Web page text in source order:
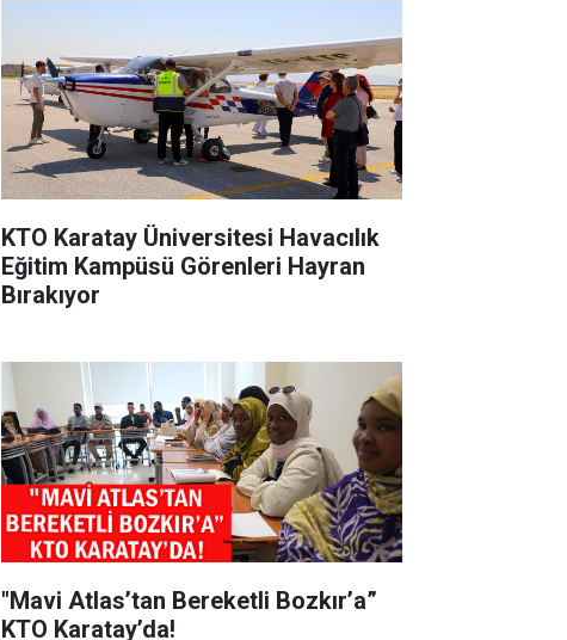
KTO Karatay Üniversitesi Havacılık
Eğitim Kampüsü Görenleri Hayran
Bırakıyor
"Mavi Atlas’tan Bereketli Bozkır’a”
KTO Karatay’da!